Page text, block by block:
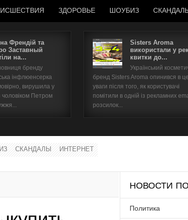
ЗДОРОВЬЕ ШОУБИЗ
Френдій та
Заставный
на...
бренду
інфлюенсерка
вирушила у
чоловіком Петром
Sisters Aroma
використали у
квитки до...
Український
бренд Sisters Aroma опинився в
уваги після того, як користувачі
помітили в одній із рекламних
розсилок...
СКАНДАЛЫ ИНТЕРНЕТ
НОВОСТИ
Политика
Имя пользователя
Забыли имя пользователя?